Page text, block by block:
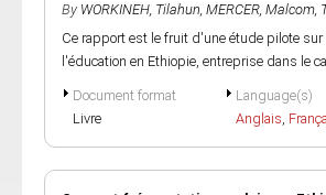
By WORKINEH, Tilahun, MERCER, Malcom,
Ce rapport est le fruit d'une étude pilote
l'éducation en Ethiopie, entreprise dans le
Document format
Livre
Language(s)
Anglais,